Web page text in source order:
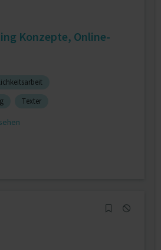
Konzepte, Online-
Texter